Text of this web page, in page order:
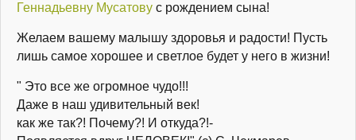
Геннадьевну Мусатову с рождением сына!
Желаем вашему малышу здоровья и радости! Пусть
лишь самое хорошее и светлое будет у него в жизни!
" Это все же огромное чудо!!!
Даже в наш удивительный век!
как же так?! Почему?! И откуда?!-